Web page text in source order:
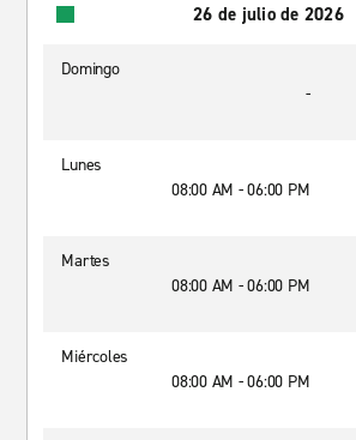
26 de julio de 2026
Domingo
-
Lunes
08:00 AM - 06:00 PM
Martes
08:00 AM - 06:00 PM
Miércoles
08:00 AM - 06:00 PM